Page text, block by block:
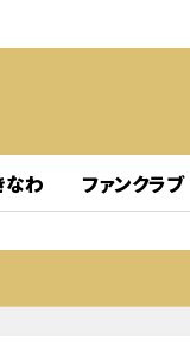
なわ ファンクラブ